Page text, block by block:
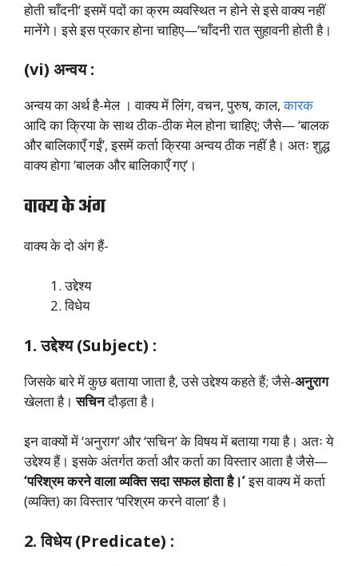
होती चाँदनी’ इसमें पदों का क्रम व्यवस्थित न होने से इसे वाक्य नहीं
मानेंगे। इसे इस प्रकार होना चाहिए—’चाँदनी रात सुहावनी होती है।
(vi) अन्वय :
अन्वय का अर्थ है-मेल । वाक्य में लिंग, वचन, पुरुष, काल,कारक
आदि का क्रिया के साथ ठीक-ठीक मेल होना चाहिए; जैसे— ‘बालक
और बालिकाएँ गईं’, इसमें कर्ता क्रिया अन्वय ठीक नहीं है। अतः शुद्ध
वाक्य होगा ‘बालक और बालिकाएँ गए’।
वाक्य के अंग
वाक्य के दो अंग हैं-
उद्देश्य
विधेय
1. उद्देश्य (Subject) :
जिसके बारे में कुछ बताया जाता है, उसे उद्देश्य कहते हैं; जैसे-अनुराग
खेलता है।सचिनदौड़ता है।
इन वाक्यों में ‘अनुराग’ और ‘सचिन’ के विषय में बताया गया है। अतः ये
उद्देश्य हैं। इसके अंतर्गत कर्ता और कर्ता का विस्तार आता है जैसे—
‘परिश्रम करने वाला व्यक्ति सदा सफल होता है।’इस वाक्य में कर्ता
(व्यक्ति) का विस्तार ‘परिश्रम करने वाला’ है।
2. विधेय (Predicate) :